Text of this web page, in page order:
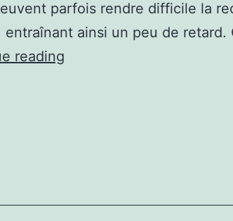
parfois rendre difficile la
entraînant ainsi un peu de retard.
reading